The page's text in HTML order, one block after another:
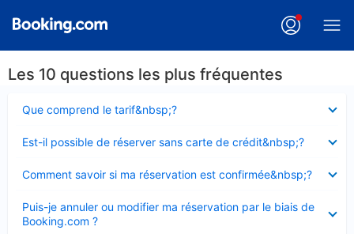
Les 10 questions les plus fréquentes
Que comprend le tarif&nbsp;?
fermé
Est-il possible de réserver sans carte de crédit&nbsp;?
fermé
Comment savoir si ma réservation est confirmée&nbsp;?
fermé
Puis-je annuler ou modifier ma réservation par le biais de
Booking.com ?
fermé